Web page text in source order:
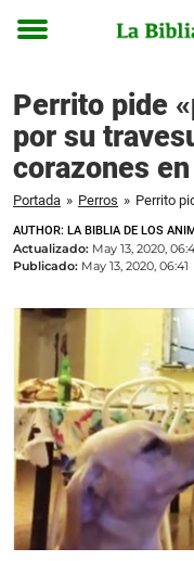
Toggle
Perrito pide
por su
corazones
Portada » Perros »
AUTHOR: LA BIBLIA DE LOS
Actualizado: May 13, 2020,
Publicado: May 13, 2020, 06:41